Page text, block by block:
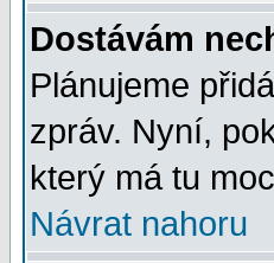
Dostávám
Plánujeme
zpráv. Nyní,
který má tu
Návrat nahoru